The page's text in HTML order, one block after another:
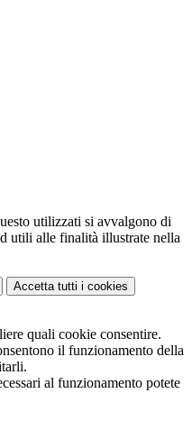
utilizzati si avvalgono di
utili alle finalità illustrate nella
Accetta tutti i cookies
quali cookie consentire.
il funzionamento della
al funzionamento potete